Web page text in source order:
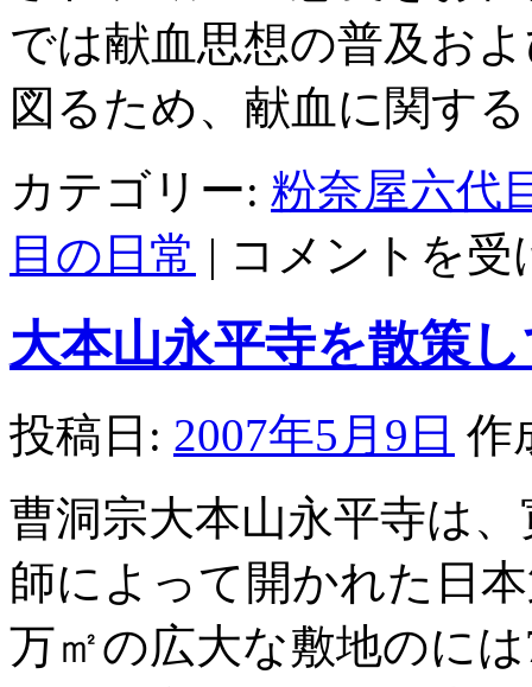
では献血思想の普及お
図るため、献血に関す
カテゴリー: 粉奈屋六代
目の日常 |
回
血
運
進
全
大
会
サ
ン
ー
コメントを
大本山永平寺を散策
投稿日: 2007年5月9日 作
曹洞宗大本山永平寺は
師によって開かれた日
万㎡の広大な敷地のに